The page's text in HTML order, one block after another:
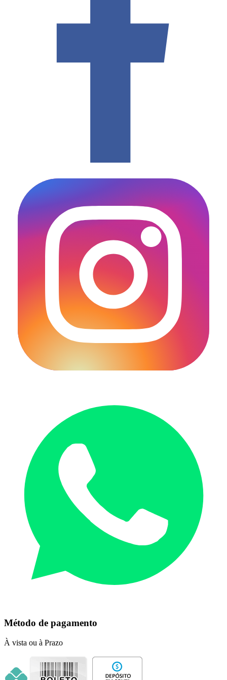
Método de pagamento
À vista ou à Prazo